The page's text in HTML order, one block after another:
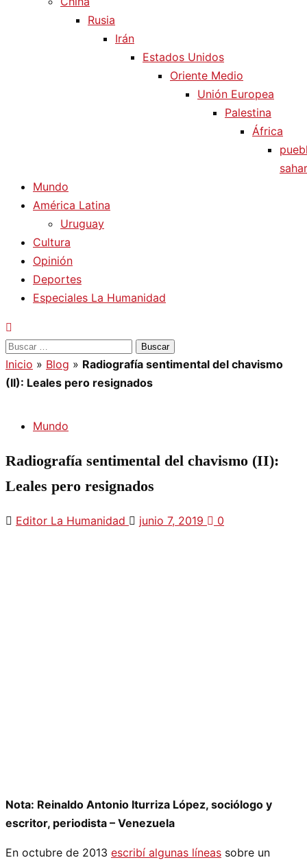
Rusia
Irán
Estados Unidos
Oriente Medio
Unión Europea
Palestina
África
Mundo
América Latina
Uruguay
Cultura
Opinión
Deportes
Especiales La Humanidad
Buscar:
Inicio » Blog » Radiografía sentimental del chavismo
(II): Leales pero resignados
Mundo
Radiografía sentimental del chavismo (II):
Leales pero resignados
Editor La Humanidad junio 7, 2019 0
Nota: Reinaldo Antonio Iturriza López, sociólogo y
escritor, periodista – Venezuela
En octubre de 2013 escribí algunas líneas sobre un